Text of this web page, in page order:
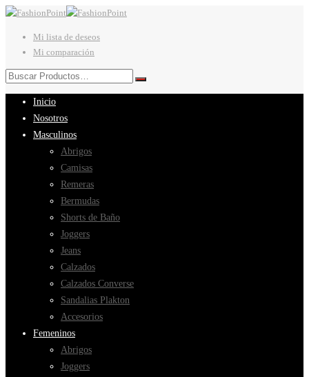
Mi lista de deseos
Mi comparación
Inicio
Nosotros
Masculinos
Abrigos
Camisas
Remeras
Bermudas
Shorts de Baño
Joggers
Jeans
Calzados
Calzados Converse
Sandalias Plakton
Accesorios
Femeninos
Abrigos
Joggers